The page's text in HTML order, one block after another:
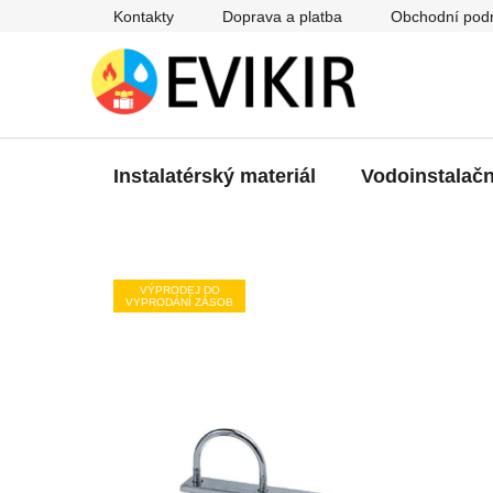
Kontakty Doprava a platba Obchodní
Instalatérský materiál
VÝPRODEJ DO
VYPRODÁNÍ ZÁSOB